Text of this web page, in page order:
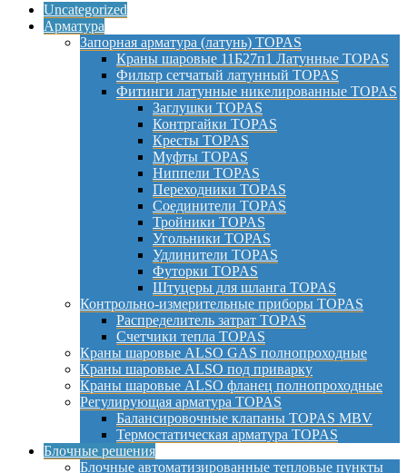
Uncategorized
Арматура
Запорная арматура (латунь) TOPAS
Краны шаровые 11Б27п1 Латунные TOPAS
Фильтр сетчатый латунный TOPAS
Фитинги латунные никелированные TOPAS
Заглушки TOPAS
Контргайки TOPAS
Кресты TOPAS
Муфты TOPAS
Ниппели TOPAS
Переходники TOPAS
Соединители TOPAS
Тройники TOPAS
Угольники TOPAS
Удлинители TOPAS
Футорки TOPAS
Штуцеры для шланга TOPAS
Контрольно-измерительные приборы TOPAS
Распределитель затрат TOPAS
Счетчики тепла TOPAS
Краны шаровые ALSO GAS полнопроходные
Краны шаровые ALSO под приварку
Краны шаровые ALSO фланец полнопроходные
Регулирующая арматура TOPAS
Балансировочные клапаны TOPAS MBV
Термостатическая арматура TOPAS
Блочные решения
Блочные автоматизированные тепловые пункты